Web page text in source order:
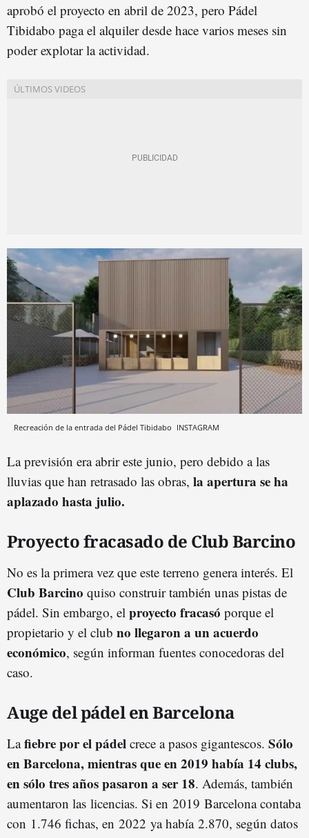
aprobó el proyecto en abril de 2023, pero Pádel
Tibidabo paga el alquiler desde hace varios meses sin
poder explotar la actividad.
Recreación de la entrada del Pádel Tibidabo INSTAGRAM
La previsión era abrir este junio, pero debido a las
lluvias que han retrasado las obras, la apertura se ha
aplazado hasta julio.
Proyecto fracasado de Club Barcino
No es la primera vez que este terreno genera interés. El
Club Barcino quiso construir también unas pistas de
pádel. Sin embargo, el proyecto fracasó porque el
propietario y el club no llegaron a un acuerdo
económico, según informan fuentes conocedoras del
caso.
Auge del pádel en Barcelona
Lafiebre por el pádel crece a pasos gigantescos. Sólo
en Barcelona, mientras que en 2019 había 14 clubs,
en sólo tres años pasaron a ser 18. Además, también
aumentaron las licencias. Si en 2019 Barcelona contaba
con 1.746 fichas, en 2022 ya había 2.870, según datos